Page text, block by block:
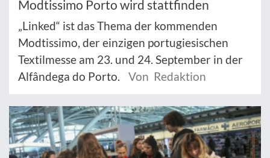
Modtissimo Porto wird stattfinden
„Linked“ ist das Thema der kommenden
Modtissimo, der einzigen portugiesischen
Textilmesse am 23. und 24. September in der
Alfândega do Porto.
Von Redaktion